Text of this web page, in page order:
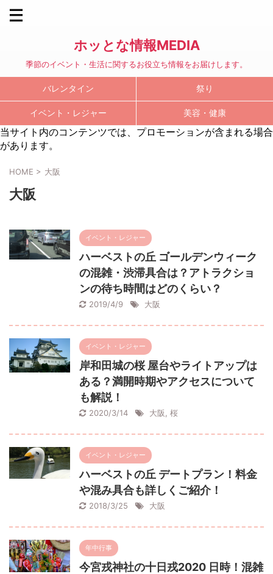
ホッとな情報MEDIA
季節のイベント・生活に関するお役立ち情報をお届けします。
バレンタイン 祭り
イベント・レジャー 美容・健康
当サイト内のコンテンツでは、プロモーションが含まれる場合
があります。
HOME > 大阪
大阪
イベント・レジャー
ハーベストの丘 ゴールデンウィーク
の混雑・渋滞具合は？アトラクショ
ンの待ち時間はどのくらい？
2019/4/9 大阪
イベント・レジャー
岸和田城の桜 屋台やライトアップは
ある？満開時期やアクセスについて
も解説！
2020/3/14 大阪 桜
イベント・レジャー
ハーベストの丘 デートプラン！料金
や混み具合も詳しくご紹介！
2018/3/25 大阪
年中行事
今宮戎神社の十日戎2020 日時！混雑